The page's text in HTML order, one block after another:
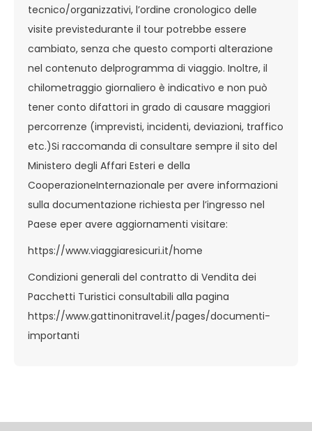
tecnico/organizzativi, l’ordine cronologico delle
visite previstedurante il tour potrebbe essere
cambiato, senza che questo comporti alterazione
nel contenuto delprogramma di viaggio. Inoltre, il
chilometraggio giornaliero è indicativo e non può
tener conto difattori in grado di causare maggiori
percorrenze (imprevisti, incidenti, deviazioni, traffico
etc.)Si raccomanda di consultare sempre il sito del
Ministero degli Affari Esteri e della
CooperazioneInternazionale per avere informazioni
sulla documentazione richiesta per l’ingresso nel
Paese eper avere aggiornamenti visitare:
https://www.viaggiaresicuri.it/home
Condizioni generali del contratto di Vendita dei
Pacchetti Turistici consultabili alla pagina
https://www.gattinonitravel.it/pages/documenti-
importanti